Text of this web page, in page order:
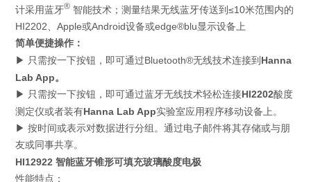
计采用蓝牙® 智能技术；测量结果无线蓝牙传送到≤10米范围内的
HI2202、Apple或Android设备或edge®blu显示设备上
简单便捷操作：
▶ 只需按一下按钮，即可通过Bluetooth®无线技术连接到 Hanna
Lab App。
▶ 只需按一下按钮，即可通过蓝牙无线技术轻松连接HI2202酸度
测定仪或者装有Hanna Lab App实验室应用程序移动设备上。
▶ 按时间或表示对数据进行分组。通过电子邮件将其存储或与朋
友或同事共享。
HI12922 智能蓝牙锥形可填充玻璃酸度电极
性能特点：